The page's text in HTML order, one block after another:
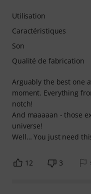
Arguably the best one
moment. Everything
notch!
And maaaaan - those
universe!
Well… You just need
Utilisation
Caractéristiques
Son
Qualité de fabrication
12 3